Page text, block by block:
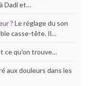
Dadi et…
? Le réglage du son
casse-tête. Il…
ce qu'on trouve…
aux douleurs dans les